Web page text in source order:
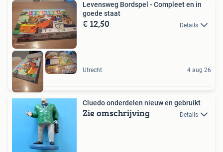
Levensweg Bordspel - Compleet en in
goede staat
€ 12,50 Details
Utrecht 4 aug 26
Cluedo onderdelen nieuw en gebruikt
Zie omschrijving Details